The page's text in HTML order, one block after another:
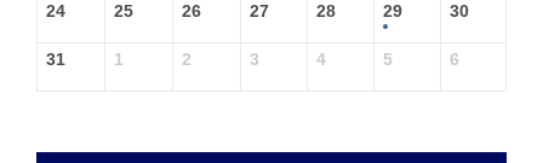
24 25 26 27 28 29 30
31 1 2 3 4 5 6